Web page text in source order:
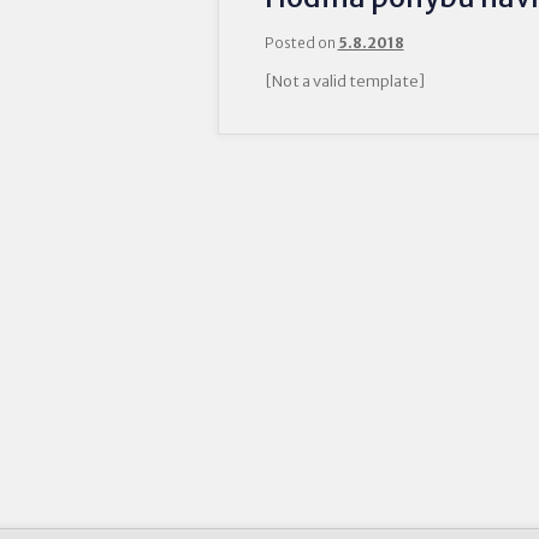
Posted on 5.8.2018
[Not a valid template]